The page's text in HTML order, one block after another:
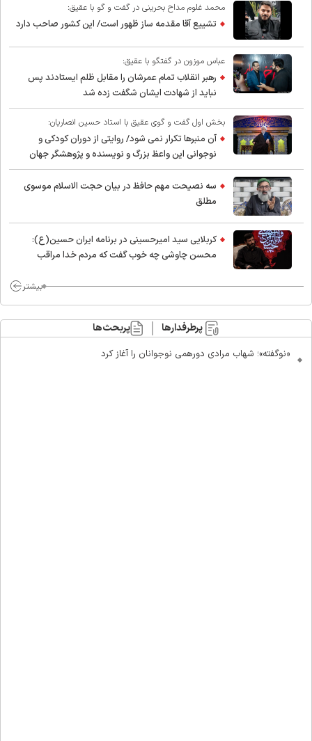
محمد غلوم مداح بحرینی در گفت و گو با عقیق:
تشییع آقا مقدمه ساز ظهور است/ این کشور صاحب دارد
عباس موزون در گفتگو با عقیق:
رهبر انقلاب تمام عمرشان را مقابل ظلم ایستادند پس
نباید از شهادت ایشان شگفت زده شد
بخش اول گفت و گوی عقیق با استاد حسین انصاریان:
آن منبرها تکرار نمی شود/ روایتی از دوران کودکی و
نوجوانی این واعظ بزرگ و نویسنده و پژوهشگر جهان
اسلام
سه نصیحت مهم حافظ در بیان حجت الاسلام موسوی
مطلق
کربلایی سید امیر‌حسینی در برنامه ایران حسین(ع):
محسن چاوشی چه خوب گفت که مردم خدا مراقب
بیشتر
پرطرفدارها پربحث‌ها
«نوگفته»؛ شهاب مرادی دورهمی نوجوانان را آغاز کرد